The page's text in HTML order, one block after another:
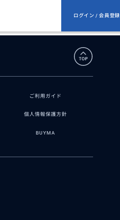
ログイン / 会員登録
ご利用ガイド
個人情報保護方針
BUYMA